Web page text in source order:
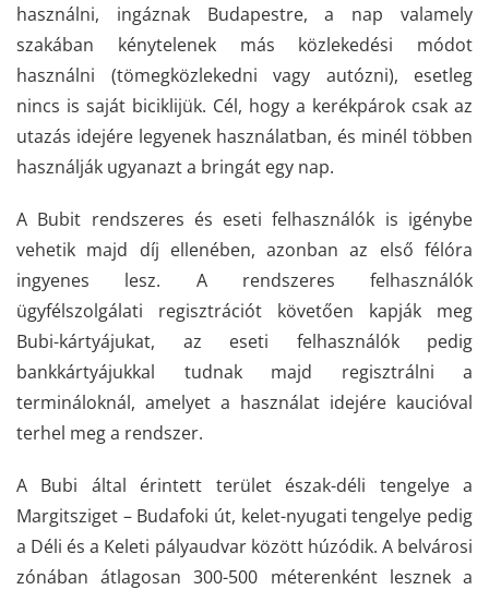
használni, ingáznak Budapestre, a nap valamely
szakában kénytelenek más közlekedési módot
használni (tömegközlekedni vagy autózni), esetleg
nincs is saját biciklijük. Cél, hogy a kerékpárok csak az
utazás idejére legyenek használatban, és minél többen
használják ugyanazt a bringát egy nap.
A Bubit rendszeres és eseti felhasználók is igénybe
vehetik majd díj ellenében, azonban az első félóra
ingyenes lesz. A rendszeres felhasználók
ügyfélszolgálati regisztrációt követően kapják meg
Bubi-kártyájukat, az eseti felhasználók pedig
bankkártyájukkal tudnak majd regisztrálni a
termináloknál, amelyet a használat idejére kaucióval
terhel meg a rendszer.
A Bubi által érintett terület észak-déli tengelye a
Margitsziget – Budafoki út, kelet-nyugati tengelye pedig
a Déli és a Keleti pályaudvar között húzódik. A belvárosi
zónában átlagosan 300-500 méterenként lesznek a